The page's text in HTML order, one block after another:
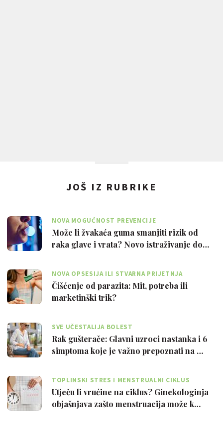
JOŠ IZ RUBRIKE
NOVA MOGUĆNOST PREVENCIJE
Može li žvakaća guma smanjiti rizik od
raka glave i vrata? Novo istraživanje do…
NOVA OPSESIJA ILI STVARNA PRIJETNJA
Čišćenje od parazita: Mit, potreba ili
marketinški trik?
SVE UČESTALIJA BOLEST
Rak gušterače: Glavni uzroci nastanka i 6
simptoma koje je važno prepoznati na …
TOPLINSKI STRES I MENSTRUALNI CIKLUS
Utječu li vrućine na ciklus? Ginekologinja
objašnjava zašto menstruacija može k…